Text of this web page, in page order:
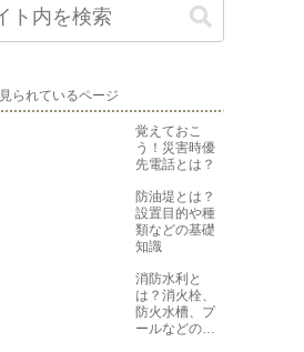
られているページ
覚えておこ
う！災害時優
先電話とは？
防油堤とは？
設置目的や種
類などの基礎
知識
消防水利と
は？消火栓、
防火水槽、プ
ールなどの役